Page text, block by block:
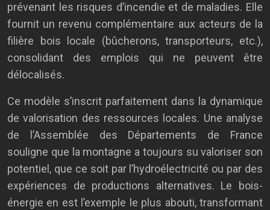
prévenant les risques d’incendie et de maladies. Elle
fournit un revenu complémentaire aux acteurs de la
filière bois locale (bûcherons, transporteurs, etc.),
consolidant des emplois qui ne peuvent être
délocalisés.
Ce modèle s’inscrit parfaitement dans la dynamique
de valorisation des ressources locales. Une analyse
de l’Assemblée des Départements de France
souligne que la montagne a toujours su valoriser son
potentiel, que ce soit par l’hydroélectricité ou par des
expériences de productions alternatives. Le bois-
énergie en est l’exemple le plus abouti, transformant